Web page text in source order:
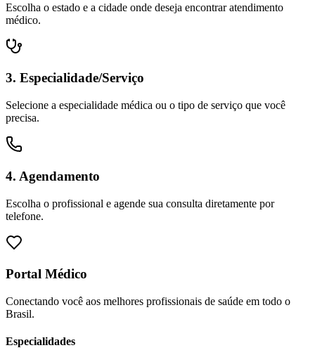
Escolha o estado e a cidade onde deseja encontrar atendimento
médico.
3. Especialidade/Serviço
Selecione a especialidade médica ou o tipo de serviço que você
precisa.
4. Agendamento
Escolha o profissional e agende sua consulta diretamente por
telefone.
Portal Médico
Conectando você aos melhores profissionais de saúde em todo o
Brasil.
Especialidades